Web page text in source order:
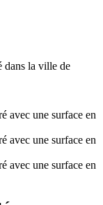
dans la ville de
avec une surface en
avec une surface en
avec une surface en